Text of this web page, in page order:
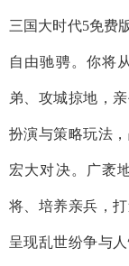
三国大时代5免费
自由驰骋。你将
弟、攻城掠地，
扮演与策略玩法
宏大对决。广袤
将、培养亲兵，
呈现乱世纷争与